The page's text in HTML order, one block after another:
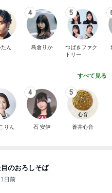
たん
4
島倉りか
5
つばきファク
トリー
すべて見る
りん
4
石 安伊
5
蒼井心音
のおろしそば
1日前